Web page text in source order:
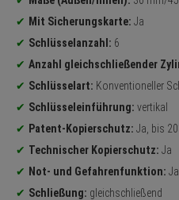
Mit Sicherungskarte: Ja
Schlüsselanzahl: 6
Anzahl gleichschließender
Schlüsselart: Konventioneller
Schlüsseleinführung: vertikal
Patent-Kopierschutz: Ja, bis
Technischer Kopierschutz: Ja
Not- und Gefahrenfunktion: Ja
Schließung: gleichschließend